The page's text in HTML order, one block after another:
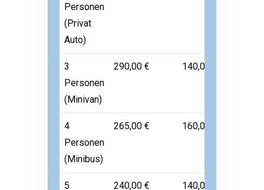
Personen
(Privat
Auto)
3
Personen
(Minivan)
290,00 € 140,00 €
4
Personen
(Minibus)
265,00 € 160,00 €
5
240,00 € 140,00 €